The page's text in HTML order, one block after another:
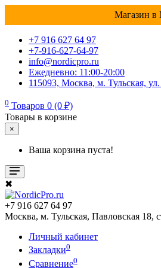
Магазин в
+7 916 627 64 97
+7-916-627-64-97
info@nordicpro.ru
Ежедневно: 11:00-20:00
115093, Москва, м. Тульская,
0 Товаров 0 (0 ₽)
Товары в корзине
×
Ваша корзина пуста!
✖
+7 916 627 64 97
Москва, м. Тульская, Павловская 18,
Личный кабинет
Закладки0
Сравнение0